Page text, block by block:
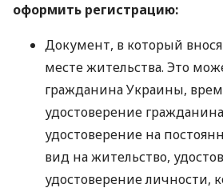
оформить регистрацию:
Документ, в который
месте жительства. Это
гражданина Украины,
удостоверение
удостоверение на
вид на жительство,
удостоверение личности,